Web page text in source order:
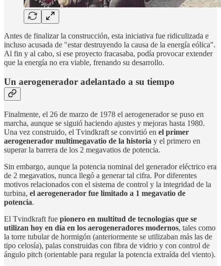
Antes de finalizar la construcción, esta iniciativa fue ridiculizada e
incluso acusada de "estar destruyendo la causa de la energía eólica".
Al fin y al cabo, si ese proyecto fracasaba, podía provocar extender
que la energía no era viable, frenando su desarrollo.
Un aerogenerador adelantado a su tiempo
Finalmente, el 26 de marzo de 1978 el aerogenerador se puso en
marcha, aunque se siguió haciendo ajustes y mejoras hasta 1980.
Una vez construido, el Tvindkraft se convirtió en el primer
aerogenerador multimegavatio de la historia y el primero en
superar la barrera de los 2 megavatios de potencia.
Sin embargo, aunque la potencia nominal del generador eléctrico era
de 2 megavatios, nunca llegó a generar tal cifra. Por diferentes
motivos relacionados con el sistema de control y la integridad de la
turbina, el aerogenerador fue limitado a 1 megavatio de
potencia.
El Tvindkraft fue pionero en multitud de tecnologías que se
utilizan hoy en día en los aerogeneradores modernos, tales como
la torre tubular de hormigón (anteriormente se utilizaban más las de
tipo celosía), palas construidas con fibra de vidrio y con control de
ángulo pitch (orientable para regular la potencia extraída del viento).